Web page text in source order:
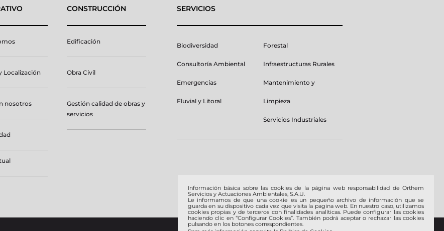
Localización
nosotros
CONSTRUCCIÓN
Edificación
Obra Civil
Gestión calidad de obras y
servicios
SERVICIOS
Biodiversidad
Consultoría Ambiental
Emergencias
Fluvial y Litoral
Forestal
Infraestructuras Rurales
Mantenimiento y
Limpieza
Servicios Industriales
Información básica sobre las cookies de la página web responsabilidad de Orthem
Servicios y Actuaciones Ambientales, S.A.U.
Le informamos de que una cookie es un pequeño archivo de información que se
guarda en su dispositivo cada vez que visita la pagina web. En nuestro caso, utilizamos
cookies propias y de terceros con finalidades analíticas. Puede configurar las cookies
haciendo clic en “Configurar Cookies”. También podrá aceptar o rechazar las cookies
pulsando en los botones correspondientes.